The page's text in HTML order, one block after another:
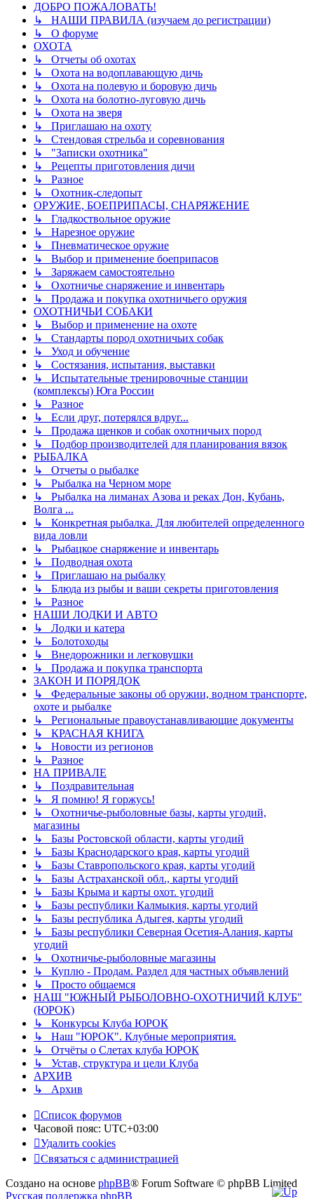
ДОБРО ПОЖАЛОВАТЬ!
↳ НАШИ ПРАВИЛА (изучаем до регистрации)
↳ О форуме
ОХОТА
↳ Отчеты об охотах
↳ Охота на водоплавающую дичь
↳ Охота на полевую и боровую дичь
↳ Охота на болотно-луговую дичь
↳ Охота на зверя
↳ Приглашаю на охоту
↳ Стендовая стрельба и соревнования
↳ "Записки охотника"
↳ Рецепты приготовления дичи
↳ Разное
↳ Охотник-следопыт
ОРУЖИЕ, БОЕПРИПАСЫ, СНАРЯЖЕНИЕ
↳ Гладкоствольное оружие
↳ Нарезное оружие
↳ Пневматическое оружие
↳ Выбор и применение боеприпасов
↳ Заряжаем самостоятельно
↳ Охотничье снаряжение и инвентарь
↳ Продажа и покупка охотничьего оружия
ОХОТНИЧЬИ СОБАКИ
↳ Выбор и применение на охоте
↳ Стандарты пород охотничьих собак
↳ Уход и обучение
↳ Состязания, испытания, выставки
↳ Испытательные тренировочные станции
(комплексы) Юга России
↳ Разное
↳ Если друг, потерялся вдруг...
↳ Продажа щенков и собак охотничьих пород
↳ Подбор производителей для планирования вязок
РЫБАЛКА
↳ Отчеты о рыбалке
↳ Рыбалка на Черном море
↳ Рыбалка на лиманах Азова и реках Дон, Кубань,
Волга ...
↳ Конкретная рыбалка. Для любителей определенного
вида ловли
↳ Рыбацкое снаряжение и инвентарь
↳ Подводная охота
↳ Приглашаю на рыбалку
↳ Блюда из рыбы и ваши секреты приготовления
↳ Разное
НАШИ ЛОДКИ И АВТО
↳ Лодки и катера
↳ Болотоходы
↳ Внедорожники и легковушки
↳ Продажа и покупка транспорта
ЗАКОН И ПОРЯДОК
↳ Федеральные законы об оружии, водном транспорте,
охоте и рыбалке
↳ Региональные правоустанавливающие документы
↳ КРАСНАЯ КНИГА
↳ Новости из регионов
↳ Разное
НА ПРИВАЛЕ
↳ Поздравительная
↳ Я помню! Я горжусь!
↳ Охотничье-рыболовные базы, карты угодий,
магазины
↳ Базы Ростовской области, карты угодий
↳ Базы Краснодарского края, карты угодий
↳ Базы Ставропольского края, карты угодий
↳ Базы Астраханской обл., карты угодий
↳ Базы Крыма и карты охот. угодий
↳ Базы республики Калмыкия, карты угодий
↳ Базы республика Адыгея, карты угодий
↳ Базы республики Северная Осетия-Алания, карты
угодий
↳ Охотничье-рыболовные магазины
↳ Куплю - Продам. Раздел для частных объявлений
↳ Просто общаемся
НАШ "ЮЖНЫЙ РЫБОЛОВНО-ОХОТНИЧИЙ КЛУБ"
(ЮРОК)
↳ Конкурсы Клуба ЮРОК
↳ Наш "ЮРОК". Клубные мероприятия.
↳ Отчёты о Слетах клуба ЮРОК
↳ Устав, структура и цели Клуба
АРХИВ
↳ Архив
Список форумов
Часовой пояс: UTC+03:00
Удалить cookies
Связаться
администрацией
Связаться с администрацией
Создано на основе phpBB® Forum Software © phpBB Limited
Русская поддержка phpBB